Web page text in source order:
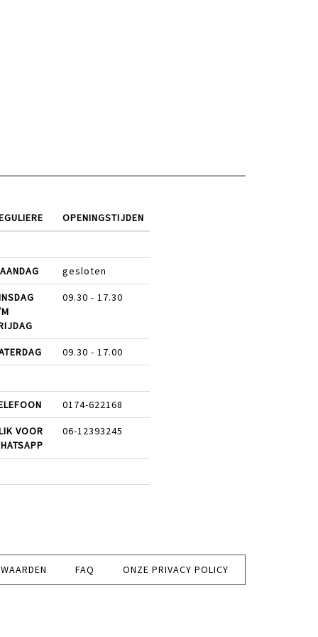
OPENINGSTIJDEN
gesloten
09.30 - 17.30
09.30 - 17.00
0174-622168
VOOR
06-12393245
FAQ ONZE PRIVACY POLICY